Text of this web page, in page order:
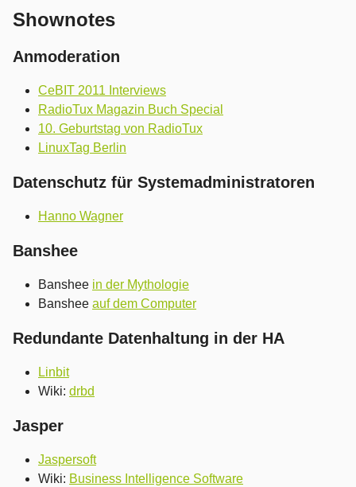
Shownotes
Anmoderation
CeBIT 2011 Interviews
RadioTux Magazin Buch Special
10. Geburtstag von RadioTux
LinuxTag Berlin
Datenschutz für Systemadministratoren
Hanno Wagner
Banshee
Banshee in der Mythologie
Banshee auf dem Computer
Redundante Datenhaltung in der HA
Linbit
Wiki: drbd
Jasper
Jaspersoft
Wiki: Business Intelligence Software